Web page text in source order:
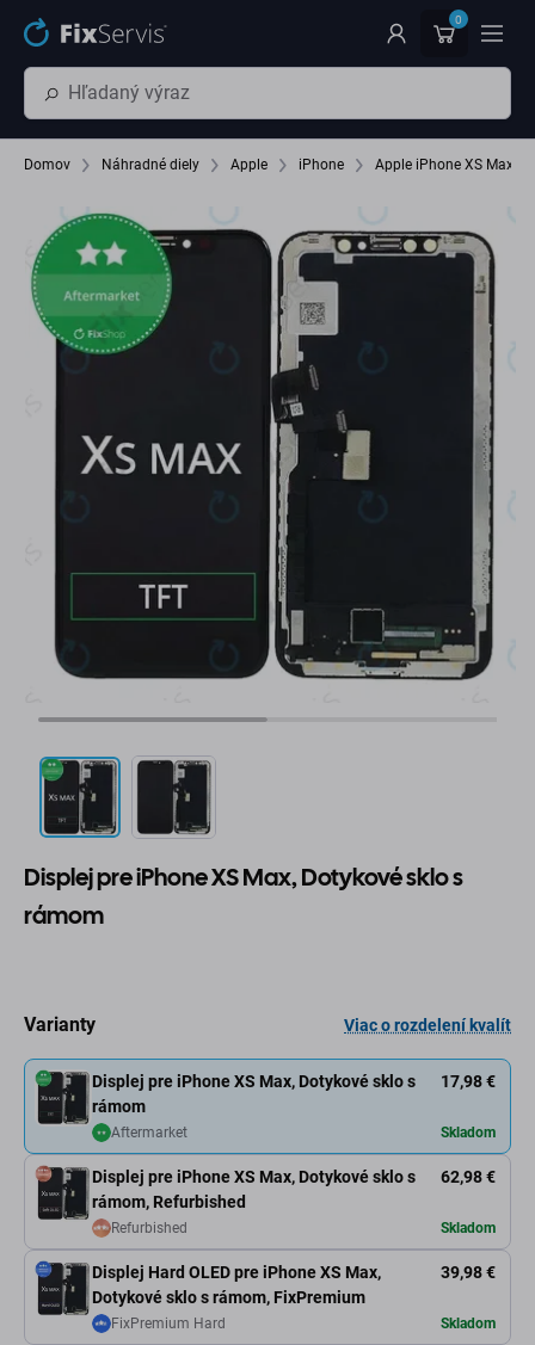
Preskočiť na hlavný obsah 0
Domov Náhradné diely Apple iPhone Apple iPhone XS Max
Displej pre iPhone XS Max, Dotykové sklo s
rámom
Varianty Viac o rozdelení kvalít
Displej pre iPhone XS Max, Dotykové sklo s
rámom, Refurbished
62,98 €
Refurbished Skladom
Displej Hard OLED pre iPhone XS Max,
Dotykové sklo s rámom, FixPremium
39,98 €
FixPremium Hard Skladom
Displej pre iPhone XS Max, Dotykové sklo s
rámom
17,98 €
Aftermarket Skladom